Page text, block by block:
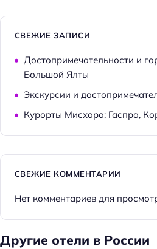
СВЕЖИЕ ЗАПИСИ
Достопримечательности и
Большой Ялты
Экскурсии и
Курорты Мисхора: Гаспра,
СВЕЖИЕ КОММЕНТАРИИ
Нет комментариев для
Другие отели в России